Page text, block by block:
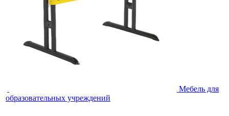
Мебель для
образовательных учреждений